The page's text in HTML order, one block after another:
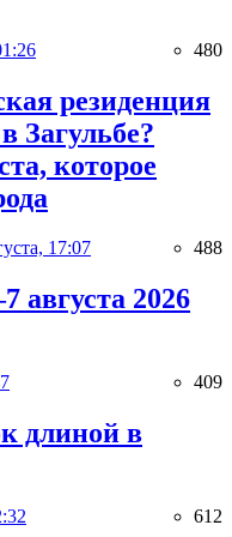
480
резиденция
Загульбе?
которое
17:07 488
августа 2026
409
длиной в
612